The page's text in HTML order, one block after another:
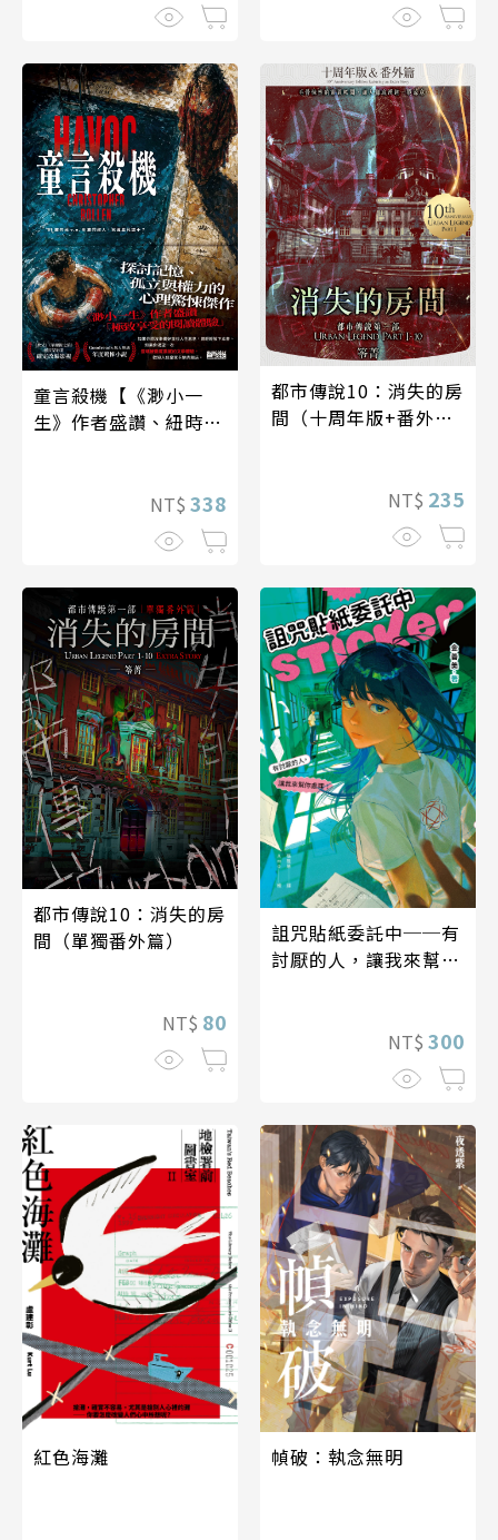
童言殺機【《渺小一
生》作者盛讚、紐時年
NT$ 338
都市傳說10：消失的房
間（十周年版+番外
NT$ 235
都市傳說10：消失的房
間（單獨番外篇）
NT$ 80
詛咒貼紙委託中──有
討厭的人，讓我來幫你
NT$ 300
紅色海灘 幀破：執念無明